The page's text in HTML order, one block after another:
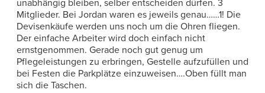
unabhängig bleiben, selber entscheiden dürfen. 3
Mitglieder. Bei Jordan waren es jeweils genau……1! Die
Devisenkäufe werden uns noch um die Ohren fliegen.
Der einfache Arbeiter wird doch einfach nicht
ernstgenommen. Gerade noch gut genug um
Pflegeleistungen zu erbringen, Gestelle aufzufüllen und
bei Festen die Parkplätze einzuweisen….Oben füllt man
sich die Taschen.